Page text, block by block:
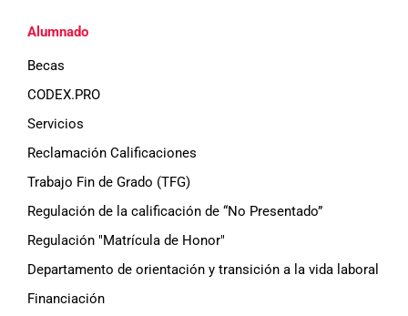
Alumnado
Becas
CODEX.PRO
Servicios
Reclamación Calificaciones
Trabajo Fin de Grado (TFG)
Regulación de la calificación de “No Presentado”
Regulación "Matrícula de Honor"
Departamento de orientación y transición a la vida laboral
Financiación